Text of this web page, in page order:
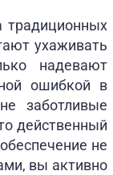
традиционных
ухаживать
надевают
ошибкой в
заботливые
действенный
не
вы активно